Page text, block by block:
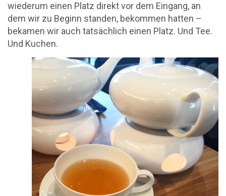
wiederum einen Platz direkt vor dem Eingang, an
dem wir zu Beginn standen, bekommen hatten –
bekamen wir auch tatsächlich einen Platz. Und Tee.
Und Kuchen.